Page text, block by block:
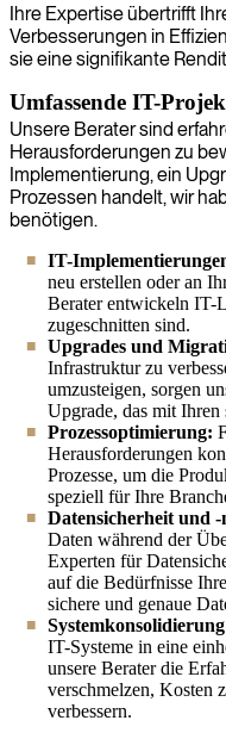
Ihre Expertise übertrifft
Verbesserungen in
sie eine signifikante
Umfassende IT-
Unsere Berater sind
Herausforderungen zu
Implementierung, ein
Prozessen handelt, wir
benötigen.
IT-
neu erstellen oder an
Berater entwickeln IT-
zugeschnitten sind.
Upgrades und
Infrastruktur zu
umzusteigen, sorgen
Upgrade, das mit Ihren
Prozessoptimierung:
Herausforderungen
Prozesse, um die
speziell für Ihre
Datensicherheit und
Daten während der
Experten für
auf die Bedürfnisse
sichere und genaue
IT-Systeme in eine
unsere Berater die
verschmelzen, Kosten
verbessern.